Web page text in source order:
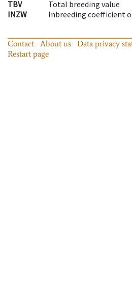
TBV
Total breeding value
INZW
Inbreeding coefficient
Contact About us Data privacy
Restart page